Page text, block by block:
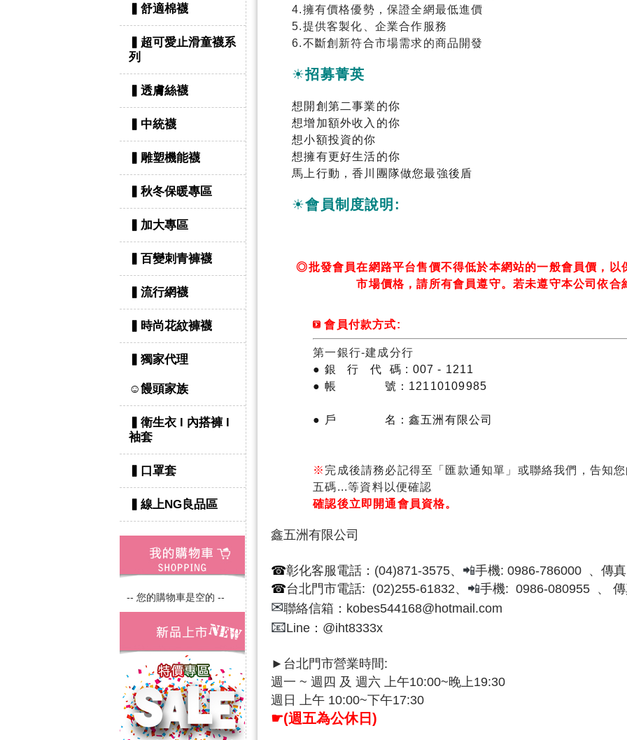
▍舒適棉襪
▍超可愛止滑童襪系
列
▍透膚絲襪
▍中統襪
▍雕塑機能襪
▍秋冬保暖專區
▍加大專區
▍百變刺青褲襪
▍流行網襪
▍時尚花紋褲襪
▍獨家代理
☺饅頭家族
▍衛生衣 l 內搭褲 l
袖套
▍口罩套
▍線上NG良品區
-- 您的購物車是空的 --
4.擁有價格優勢，保證全網最低進價
5.提供客製化、企業合作服務
6.不斷創新符合市場需求的商品開發
☀招募菁英
想開創第二事業的你
想增加額外收入的你
想小額投資的你
想擁有更好生活的你
馬上行動，香川團隊做您最強後盾
☀會員制度說明:
◎批發會員在網路平台售價不得低於本網站的一般會員價，以
市場價格，請所有會員遵守。若未遵守本公司依合
會 員付款方式:
第一銀行-建成分行
● 銀 行 代 碼 : 007 - 1211
● 帳 號 ： 12110109985
● 戶 名 ： 鑫五洲有限公司
※ 完成後請務必記得至「 匯款通知單 」或聯絡我們， 告知
五碼...等資料以便確認
確認後立即開通會員資格。
鑫五洲有限公司
☎彰化客服電話：(04)871-3575、 📲手機: 0986-786000 、傳
☎台北門市電話: (02)255-61832、 📲手機: 0986-080955 、
✉聯絡信箱：kobes544168@hotmail.com
📧Line：@iht8333x
►台北門市營業時間:
週一 ~ 週四 及 週六 上午10:00~晚上19:30
週日 上午 10:00~下午17:30
☛(週五為公休日)